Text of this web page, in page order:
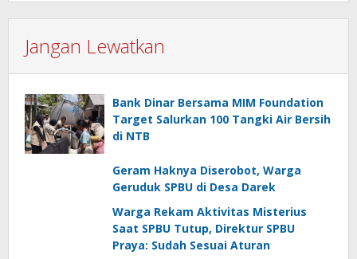
Jangan Lewatkan
Bank Dinar Bersama MIM Foundation
Target Salurkan 100 Tangki Air Bersih
di NTB
Geram Haknya Diserobot, Warga
Geruduk SPBU di Desa Darek
Warga Rekam Aktivitas Misterius
Saat SPBU Tutup, Direktur SPBU
Praya: Sudah Sesuai Aturan